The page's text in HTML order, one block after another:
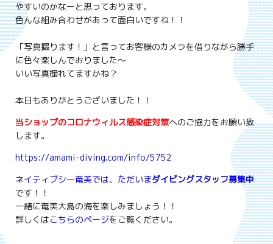
やすいのかなーと思っております。
色んな組み合わせがあって面白いですね！！
「写真撮ります！」と言ってお客様のカメラを借りながら勝手
に色々楽しんでおりました～
いい写真撮れてますかね？
本日もありがとうございました！！
当ショップのコロナウィルス感染症対策へのご協力をお願い致
します。
https://amami-diving.com/info/5752
ネイティブシー奄美では、ただいまダイビングスタッフ募集中
です！！
一緒に奄美大島の海を楽しみましょう！！
詳しくはこちらのページをご覧ください。